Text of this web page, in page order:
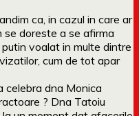
ca, in cazul in care ar
se doreste a se afirma
voalat in multe dintre
cum de tot apar
celebra dna Monica
? Dna Tatoiu